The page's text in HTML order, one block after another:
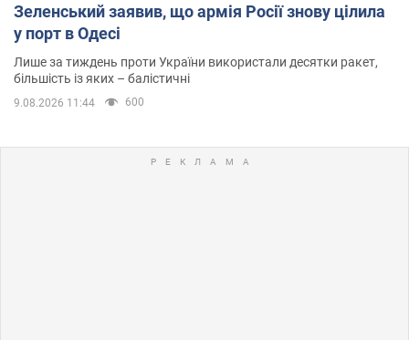
Зеленський заявив, що армія Росії знову цілила
у порт в Одесі
Лише за тиждень проти України використали десятки ракет,
більшість із яких – балістичні
9.08.2026 11:44 600